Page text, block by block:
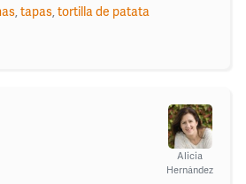
,tapas,tortilla de patata
Alicia
Hernández